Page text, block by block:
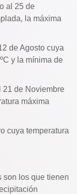
al 25 de
la máxima
de Agosto cuya
y la mínima de
21 de Noviembre
máxima
cuya temperatura
son los que tienen